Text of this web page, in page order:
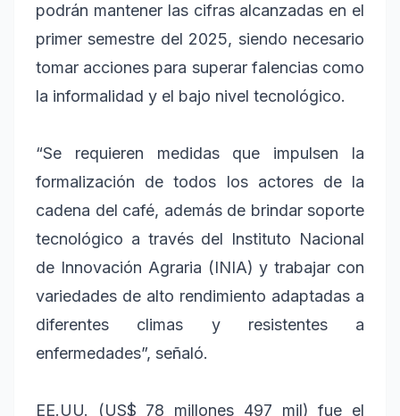
podrán mantener las cifras alcanzadas en el
primer semestre del 2025, siendo necesario
tomar acciones para superar falencias como
la informalidad y el bajo nivel tecnológico.
“Se requieren medidas que impulsen la
formalización de todos los actores de la
cadena del café, además de brindar soporte
tecnológico a través del Instituto Nacional
de Innovación Agraria (INIA) y trabajar con
variedades de alto rendimiento adaptadas a
diferentes climas y resistentes a
enfermedades”, señaló.
EE.UU. (US$ 78 millones 497 mil) fue el